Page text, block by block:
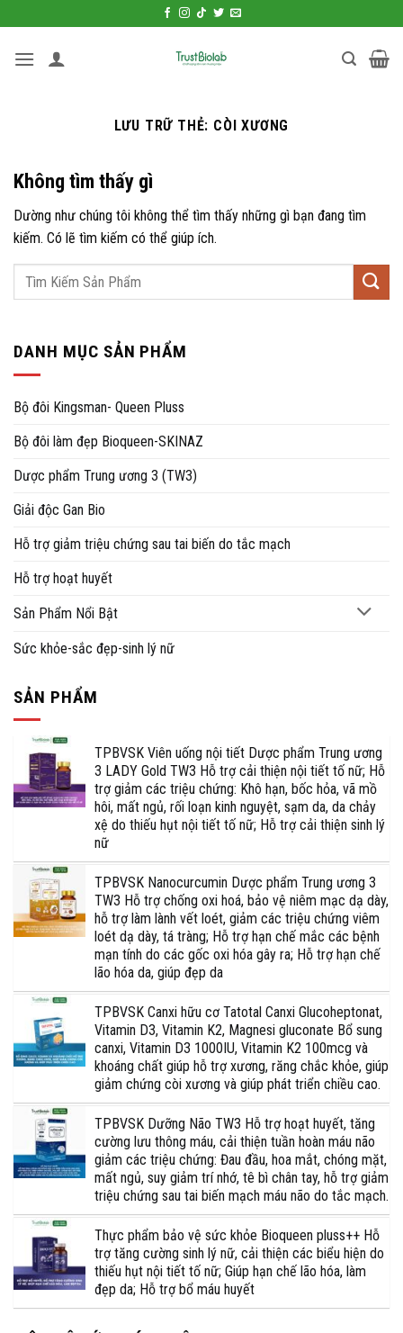
qua
LƯU TRỮ THẺ: CÒI XƯƠNG
Không tìm thấy gì
Dường như chúng tôi không thể tìm thấy những gì bạn đang tìm
kiếm. Có lẽ tìm kiếm có thể giúp ích.
DANH MỤC SẢN PHẨM
Bộ đôi Kingsman- Queen Pluss
Bộ đôi làm đẹp Bioqueen-SKINAZ
Dược phẩm Trung ương 3 (TW3)
Giải độc Gan Bio
Hỗ trợ giảm triệu chứng sau tai biến do tắc mạch
Hỗ trợ hoạt huyết
Sản Phẩm Nổi Bật
Sức khỏe-sắc đẹp-sinh lý nữ
SẢN PHẨM
TPBVSK Viên uống nội tiết Dược phẩm Trung ương
3 LADY Gold TW3 Hỗ trợ cải thiện nội tiết tố nữ; Hỗ
trợ giảm các triệu chứng: Khô hạn, bốc hỏa, vã mồ
hôi, mất ngủ, rối loạn kinh nguyệt, sạm da, da chảy
xệ do thiếu hụt nội tiết tố nữ; Hỗ trợ cải thiện sinh lý
nữ
TPBVSK Nanocurcumin Dược phẩm Trung ương 3
TW3 Hỗ trợ chống oxi hoá, bảo vệ niêm mạc dạ dày,
hỗ trợ làm lành vết loét, giảm các triệu chứng viêm
loét dạ dày, tá tràng; Hỗ trợ hạn chế mắc các bệnh
mạn tính do các gốc oxi hóa gây ra; Hỗ trợ hạn chế
lão hóa da, giúp đẹp da
TPBVSK Canxi hữu cơ Tatotal Canxi Glucoheptonat,
Vitamin D3, Vitamin K2, Magnesi gluconate Bổ sung
canxi, Vitamin D3 1000IU, Vitamin K2 100mcg và
khoáng chất giúp hỗ trợ xương, răng chắc khỏe, giúp
giảm chứng còi xương và giúp phát triển chiều cao.
TPBVSK Dưỡng Não TW3 Hỗ trợ hoạt huyết, tăng
cường lưu thông máu, cải thiện tuần hoàn máu não
giảm các triệu chứng: Đau đầu, hoa mắt, chóng mặt,
mất ngủ, suy giảm trí nhớ, tê bì chân tay, hỗ trợ giảm
triệu chứng sau tai biến mạch máu não do tắc mạch.
Thực phẩm bảo vệ sức khỏe Bioqueen pluss++ Hỗ
trợ tăng cường sinh lý nữ, cải thiện các biểu hiện do
thiếu hụt nội tiết tố nữ; Giúp hạn chế lão hóa, làm
đẹp da; Hỗ trợ bổ máu huyết